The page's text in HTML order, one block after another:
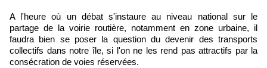
A l'heure où un débat s'instaure au niveau national sur le
partage de la voirie routière, notamment en zone urbaine, il
faudra bien se poser la question du devenir des transports
collectifs dans notre île, si l'on ne les rend pas attractifs par la
consécration de voies réservées.